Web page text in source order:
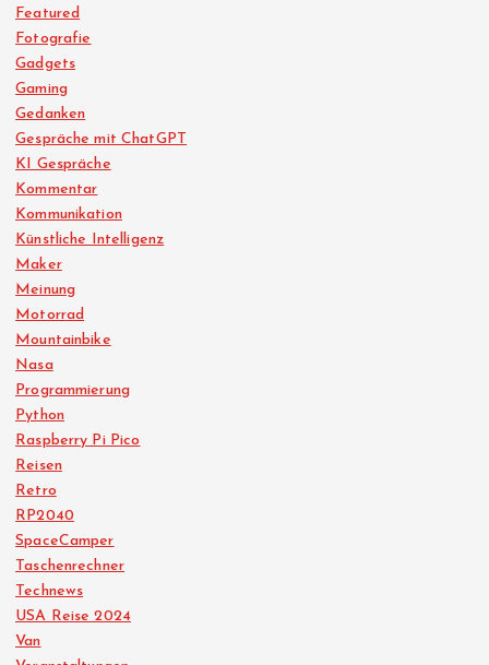
Featured
Fotografie
Gadgets
Gaming
Gedanken
Gespräche mit ChatGPT
KI Gespräche
Kommentar
Kommunikation
Künstliche Intelligenz
Maker
Meinung
Motorrad
Mountainbike
Nasa
Programmierung
Python
Raspberry Pi Pico
Reisen
Retro
RP2040
SpaceCamper
Taschenrechner
Technews
USA Reise 2024
Van